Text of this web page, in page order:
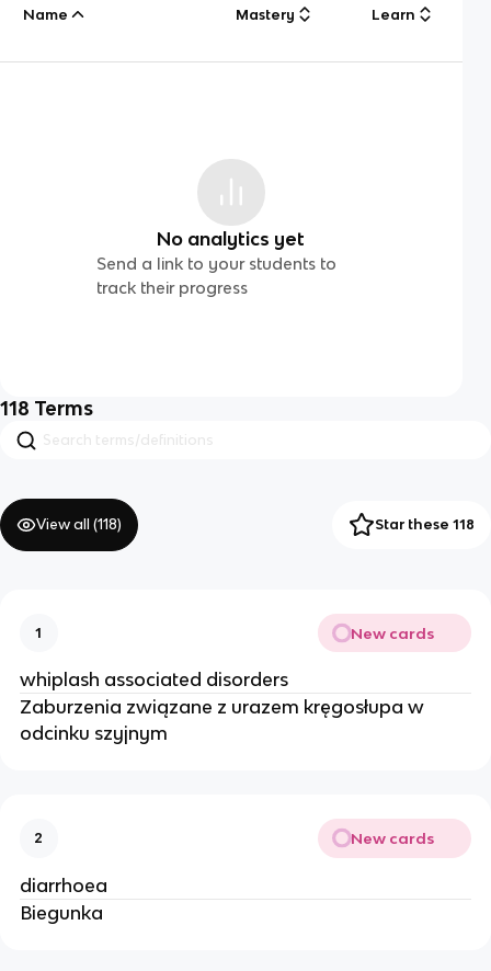
Name Mastery Learn
No analytics yet
Send a link to your students to
track their progress
118 Terms
View all (118) Star these 118
1 New cards
whiplash associated disorders
Zaburzenia związane z urazem kręgosłupa w
odcinku szyjnym
2 New cards
diarrhoea
Biegunka